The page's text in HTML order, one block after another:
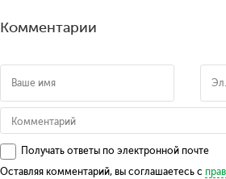
Комментарии
Получать ответы по электронной почте
Оставляя комментарий, вы соглашаетесь с